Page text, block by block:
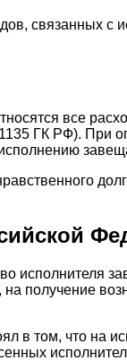
связанных с
все
ГК РФ). При
исполнителя
получение
том, что на